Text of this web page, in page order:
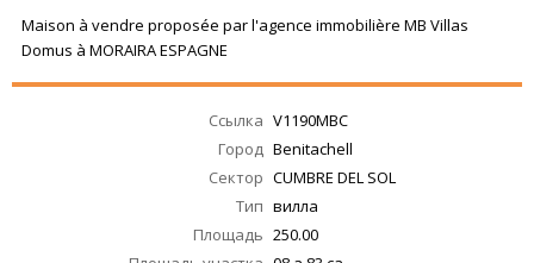
Maison à vendre proposée par l'agence immobilière MB Villas
Domus à MORAIRA ESPAGNE
Ссылка V1190MBC
Город Benitachell
Сектор CUMBRE DEL SOL
Тип вилла
Площадь 250.00